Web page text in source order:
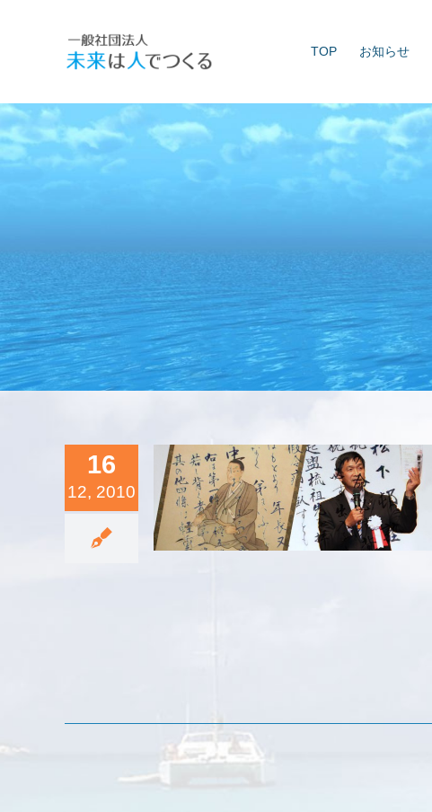
TOP お知らせ
16
12, 2010
としての誇り